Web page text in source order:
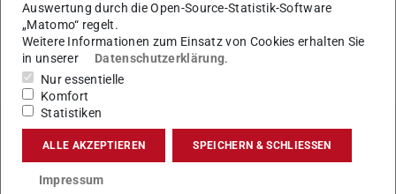
KONTAKT
Nachhaltigkeit, Studium und Lehre, unite!, International
Auswertung durch die Open-Source-Statistik-Software
„Matomo“ regelt.
Weitere Informationen zum Einsatz von Cookies erhalten Sie
in unserer
Datenschutzerklärung.
Nur essentielle
Komfort
Statistiken
ALLE AKZEPTIEREN SPEICHERN & SCHLIESSEN
Impressum